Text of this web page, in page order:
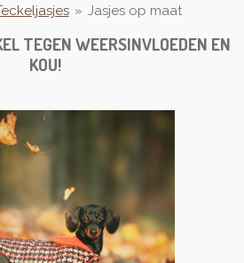
» Jasjes op maat
TEGEN WEERSINVLOEDEN EN
KOU!